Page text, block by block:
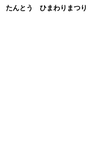
たんとう ひまわりまつり